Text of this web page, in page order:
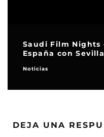
Saudi Film Nights
España con
Noticias
DEJA UNA